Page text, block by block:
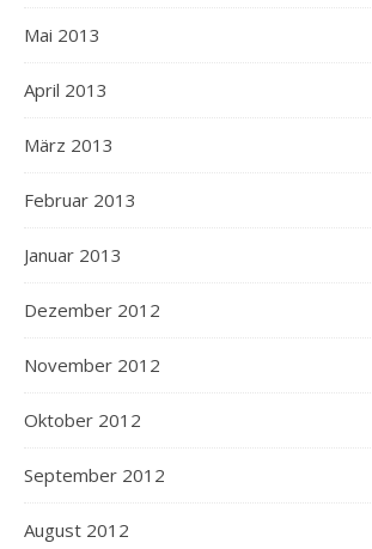
Mai 2013
April 2013
März 2013
Februar 2013
Januar 2013
Dezember 2012
November 2012
Oktober 2012
September 2012
August 2012